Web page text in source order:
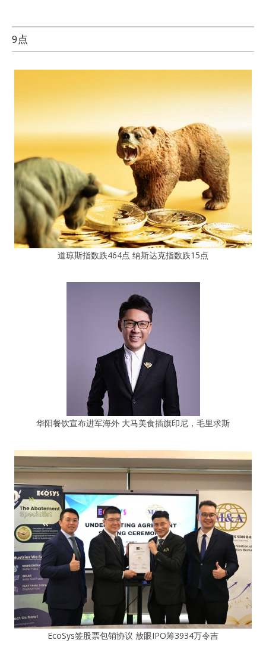
9点
道琼斯指数跌464点 纳斯达克指数跌15点
华阳餐饮宣布进军海外 大马美食插旗印尼，毛里求斯
EcoSys签股票包销协议 放眼IPO筹3934万令吉